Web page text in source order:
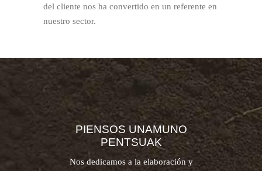
del cliente nos ha convertido en un referente en
nuestro sector.
PIENSOS UNAMUNO
PENTSUAK
Nos dedicamos a la elaboración y